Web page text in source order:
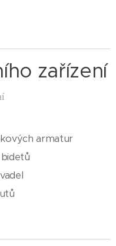
zařízení
armatur